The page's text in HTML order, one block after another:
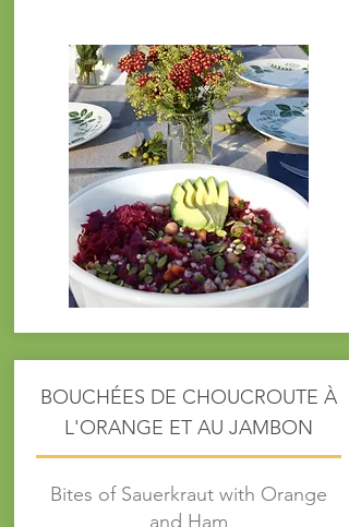
BOUCHÉES DE CHOUCROUTE À
L'ORANGE ET AU JAMBON
Bites of Sauerkraut with Orange
and Ham